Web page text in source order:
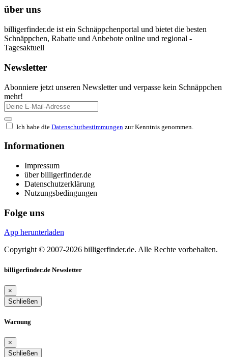
über uns
billigerfinder.de ist ein Schnäppchenportal und bietet die besten
Schnäppchen, Rabatte und Anbebote online und regional -
Tagesaktuell
Newsletter
Abonniere jetzt unseren Newsletter und verpasse kein Schnäppchen
mehr!
Ich habe die Datenschutbestimmungen zur Kenntnis genommen.
Informationen
Impressum
über billigerfinder.de
Datenschutzerklärung
Nutzungsbedingungen
Folge uns
App herunterladen
Copyright © 2007-2026 billigerfinder.de. Alle Rechte vorbehalten.
billigerfinder.de Newsletter
×
Schließen
Warnung
×
Schließen